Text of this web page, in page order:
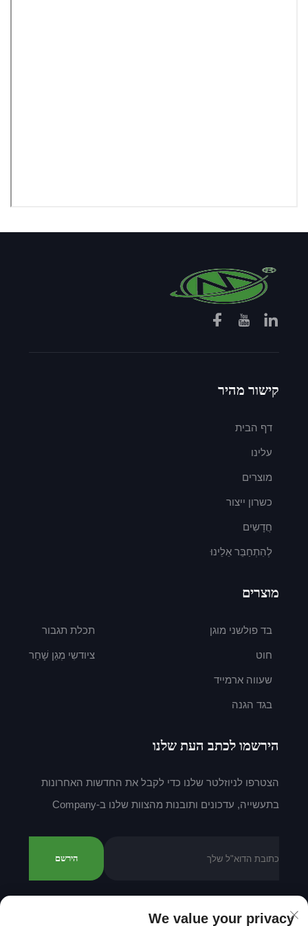
קישור מהיר
דף הבית
עלינו
מוצרים
כשרון ייצור
חֲדָשִים
לְהִתְחַבֵּר אֵלֵינוּ
מוצרים
בד פולשני מוגן
חוט
שעווה ארמייד
בגד הגנה
תכלת תגבור
ציודשִי מְגַן שָׁחַר
הירשמו לכתב העת שלנו
הצטרפו לניוזלטר שלנו כדי לקבל את החדשות האחרונות
בתעשייה, עדכונים ותובנות מהצוות שלנו ב-Company
הירשם
זכויות יוצרים © 2025 על ידי Shantou Mingda TextileWe value your privacy